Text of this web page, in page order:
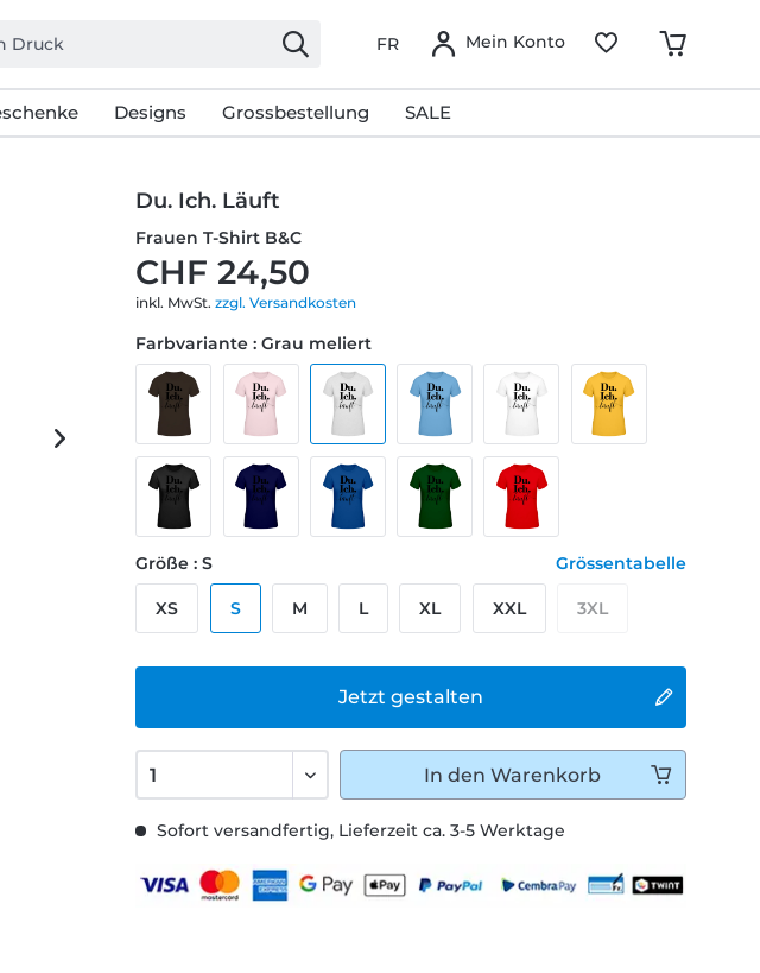
FR Mein Konto
Designs Grossbestellung SALE
Du. Ich. Läuft
Frauen T-Shirt B&C
CHF 24,50
inkl. MwSt.zzgl. Versandkosten
Sofort versandfertig, Lieferzeit ca. 3-5 Werktage
Jetzt gestalten
Farbvariante : Grau meliert
Größe : S Grössentabelle
XS S M L XL XXL 3XL
In den Warenkorb